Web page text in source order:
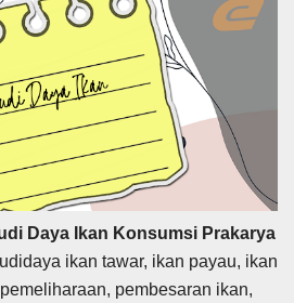
Daya Ikan Konsumsi Prakarya
ikan tawar, ikan payau, ikan
pembesaran ikan,